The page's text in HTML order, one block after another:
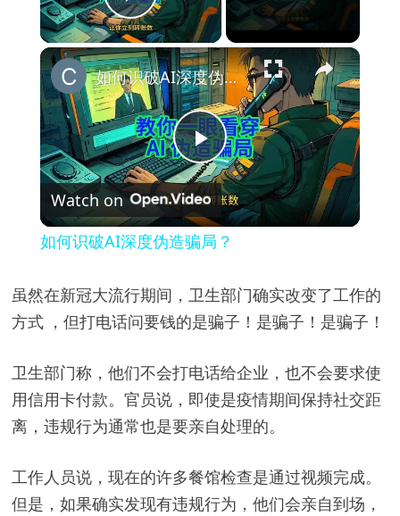
Play Video
×
P
l
y
V
i
d
如何识破AI深度伪造骗局？
Watch on
如何识破AI深度伪造骗局？
虽然在新冠大流行期间，卫生部门确实改变了工作的
方式 ，但打电话问要钱的是骗子！是骗子！是骗子！
卫生部门称，他们不会打电话给企业，也不会要求使
用信用卡付款。官员说，即使是疫情期间保持社交距
离，违规行为通常也是要亲自处理的。
工作人员说，现在的许多餐馆检查是通过视频完成。
但是，如果确实发现有违规行为，他们会亲自到场，